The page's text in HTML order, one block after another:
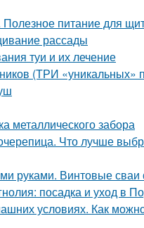
питание для
рассады
туи и их лечение
(ТРИ «уникальных»
металлического забора
Что лучше
руками. Винтовые сваи
посадка и уход в
условиях. Как